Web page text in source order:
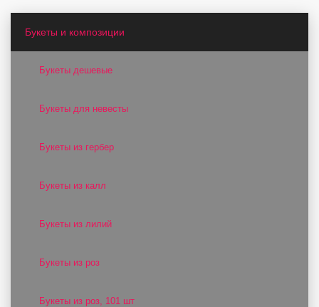
Букеты и композиции
Букеты дешевые
Букеты для невесты
Букеты из гербер
Букеты из калл
Букеты из лилий
Букеты из роз
Букеты из роз, 101 шт